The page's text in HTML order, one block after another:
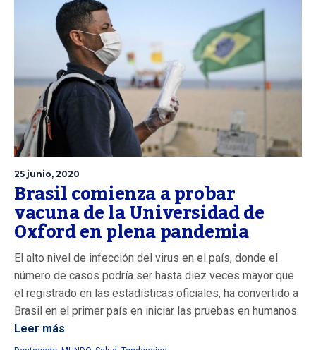
25 junio, 2020
Brasil comienza a probar
vacuna de la Universidad de
Oxford en plena pandemia
El alto nivel de infección del virus en el país, donde el
número de casos podría ser hasta diez veces mayor que
el registrado en las estadísticas oficiales, ha convertido a
Brasil en el primer país en iniciar las pruebas en humanos.
Leer más